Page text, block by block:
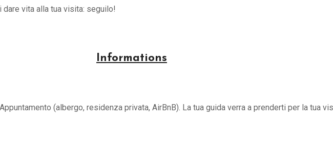
vita alla tua visita: seguilo!
Informations
(albergo, residenza privata, AirBnB). La tua guida verra a prenderti per la tua